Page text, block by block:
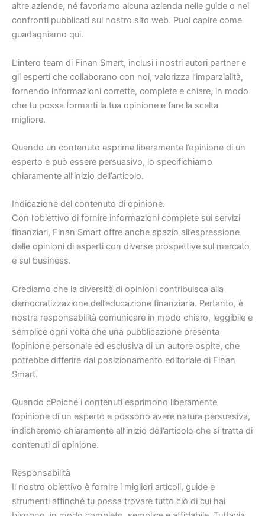
altre aziende, né favoriamo alcuna azienda nelle guide o nei
confronti pubblicati sul nostro sito web. Puoi capire come
guadagniamo qui.
L’intero team di Finan Smart, inclusi i nostri autori partner e
gli esperti che collaborano con noi, valorizza l’imparzialità,
fornendo informazioni corrette, complete e chiare, in modo
che tu possa formarti la tua opinione e fare la scelta
migliore.
Quando un contenuto esprime liberamente l’opinione di un
esperto e può essere persuasivo, lo specifichiamo
chiaramente all’inizio dell’articolo.
Indicazione del contenuto di opinione.
Con l’obiettivo di fornire informazioni complete sui servizi
finanziari, Finan Smart offre anche spazio all’espressione
delle opinioni di esperti con diverse prospettive sul mercato
e sul business.
Crediamo che la diversità di opinioni contribuisca alla
democratizzazione dell’educazione finanziaria. Pertanto, è
nostra responsabilità comunicare in modo chiaro, leggibile e
semplice ogni volta che una pubblicazione presenta
l’opinione personale ed esclusiva di un autore ospite, che
potrebbe differire dal posizionamento editoriale di Finan
Smart.
Quando cPoiché i contenuti esprimono liberamente
l’opinione di un esperto e possono avere natura persuasiva,
indicheremo chiaramente all’inizio dell’articolo che si tratta di
contenuti di opinione.
Responsabilità
Il nostro obiettivo è fornire i migliori articoli, guide e
strumenti affinché tu possa trovare tutto ciò di cui hai